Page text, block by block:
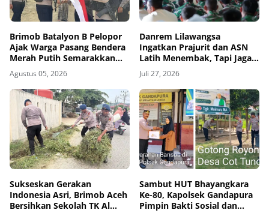
Brimob Batalyon B Pelopor
Ajak Warga Pasang Bendera
Merah Putih Semarakkan
HUT Kemerdekaan RI Ke-81
Agustus 05, 2026
Danrem Lilawangsa
Ingatkan Prajurit dan ASN
Latih Menembak, Tapi Jaga
Kesehatan dan Hindari
Pelanggaran
Juli 27, 2026
Sukseskan Gerakan
Indonesia Asri, Brimob Aceh
Bersihkan Sekolah TK Al
Sambut HUT Bhayangkara
Ke-80, Kapolsek Gandapura
Pimpin Bakti Sosial dan